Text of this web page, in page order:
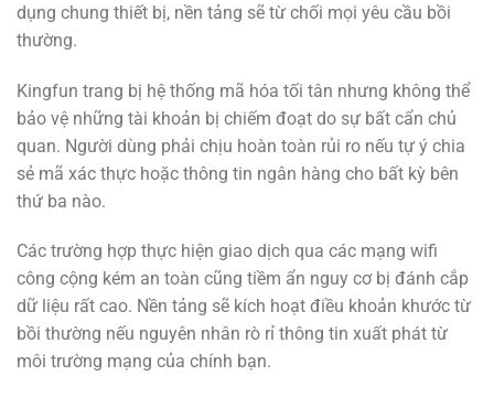
dụng chung thiết bị, nền tảng sẽ từ chối mọi yêu cầu bồi
thường.
Kingfun trang bị hệ thống mã hóa tối tân nhưng không thể
bảo vệ những tài khoản bị chiếm đoạt do sự bất cẩn chủ
quan. Người dùng phải chịu hoàn toàn rủi ro nếu tự ý chia
sẻ mã xác thực hoặc thông tin ngân hàng cho bất kỳ bên
thứ ba nào.
Các trường hợp thực hiện giao dịch qua các mạng wifi
công cộng kém an toàn cũng tiềm ẩn nguy cơ bị đánh cắp
dữ liệu rất cao. Nền tảng sẽ kích hoạt điều khoản khước từ
bồi thường nếu nguyên nhân rò rỉ thông tin xuất phát từ
môi trường mạng của chính bạn.